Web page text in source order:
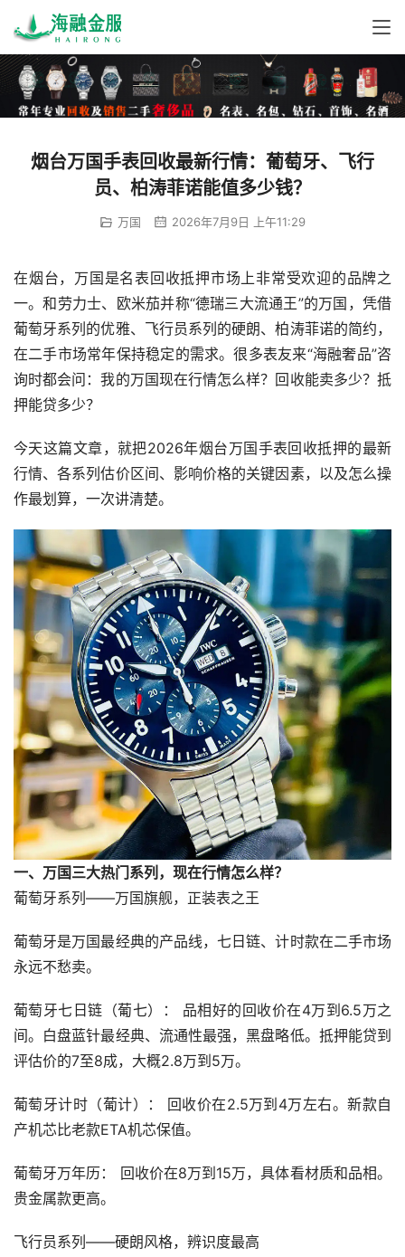
烟台万国手表回收最新行情：葡萄牙、飞行
员、柏涛菲诺能值多少钱？
万国 2026年7月9日 上午11:29
在烟台，万国是名表回收抵押市场上非常受欢迎的品牌之
一。和劳力士、欧米茄并称“德瑞三大流通王”的万国，凭借
葡萄牙系列的优雅、飞行员系列的硬朗、柏涛菲诺的简约，
在二手市场常年保持稳定的需求。很多表友来“海融奢品”咨
询时都会问：我的万国现在行情怎么样？回收能卖多少？抵
押能贷多少？
今天这篇文章，就把2026年烟台万国手表回收抵押的最新
行情、各系列估价区间、影响价格的关键因素，以及怎么操
作最划算，一次讲清楚。
一、万国三大热门系列，现在行情怎么样？
葡萄牙系列——万国旗舰，正装表之王
葡萄牙是万国最经典的产品线，七日链、计时款在二手市场
永远不愁卖。
葡萄牙七日链（葡七）： 品相好的回收价在4万到6.5万之
间。白盘蓝针最经典、流通性最强，黑盘略低。抵押能贷到
评估价的7至8成，大概2.8万到5万。
葡萄牙计时（葡计）： 回收价在2.5万到4万左右。新款自
产机芯比老款ETA机芯保值。
葡萄牙万年历： 回收价在8万到15万，具体看材质和品相。
贵金属款更高。
飞行员系列——硬朗风格，辨识度最高